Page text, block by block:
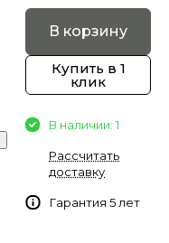
В корзину
Купить в 1
клик
В наличии: 1
Рассчитать
доставку
Гарантия 5 лет